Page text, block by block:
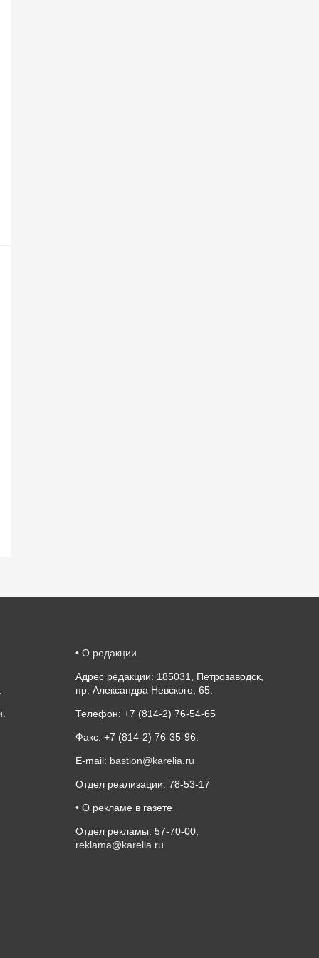
• О редакции
Адрес редакции: 185031, Петрозаводск,
пр. Александра Невского, 65.
Телефон: +7 (814-2) 76-54-65
Факс: +7 (814-2) 76-35-96.
E-mail: bastion@karelia.ru
Отдел реализации: 78-53-17
• О рекламе в газете
Отдел рекламы: 57-70-00,
reklama@karelia.ru